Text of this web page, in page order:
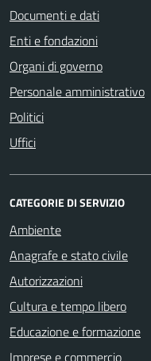
Documenti e dati
Enti e fondazioni
Organi di governo
Personale amministrativo
Politici
Uffici
CATEGORIE DI SERVIZIO
Ambiente
Anagrafe e stato civile
Autorizzazioni
Cultura e tempo libero
Educazione e formazione
Imprese e commercio